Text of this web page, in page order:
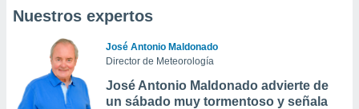
Nuestros expertos
José Antonio Maldonado
Director de Meteorología
José Antonio Maldonado advierte de
un sábado muy tormentoso y señala